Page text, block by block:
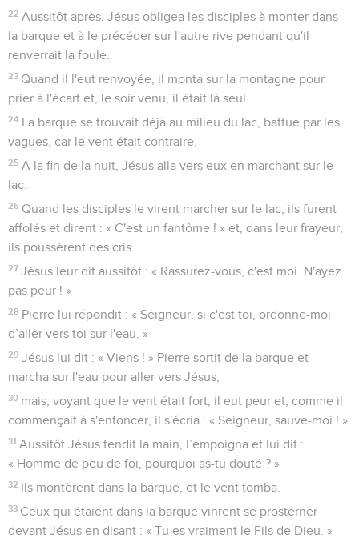
22 Aussitôt après, Jésus obligea les disciples à monter dans
la barque et à le précéder sur l'autre rive pendant qu'il
renverrait la foule.
23 Quand il l'eut renvoyée, il monta sur la montagne pour
prier à l'écart et, le soir venu, il était là seul.
24 La barque se trouvait déjà au milieu du lac, battue par les
vagues, car le vent était contraire.
25 A la fin de la nuit, Jésus alla vers eux en marchant sur le
lac.
26 Quand les disciples le virent marcher sur le lac, ils furent
affolés et dirent : « C'est un fantôme ! » et, dans leur frayeur,
ils poussèrent des cris.
27 Jésus leur dit aussitôt : « Rassurez-vous, c'est moi. N'ayez
pas peur ! »
28 Pierre lui répondit : « Seigneur, si c'est toi, ordonne-moi
d’aller vers toi sur l'eau. »
29 Jésus lui dit : « Viens ! » Pierre sortit de la barque et
marcha sur l'eau pour aller vers Jésus,
30 mais, voyant que le vent était fort, il eut peur et, comme il
commençait à s'enfoncer, il s'écria : « Seigneur, sauve-moi ! »
31 Aussitôt Jésus tendit la main, l’empoigna et lui dit :
« Homme de peu de foi, pourquoi as-tu douté ? »
32 Ils montèrent dans la barque, et le vent tomba.
33 Ceux qui étaient dans la barque vinrent se prosterner
devant Jésus en disant : « Tu es vraiment le Fils de Dieu. »